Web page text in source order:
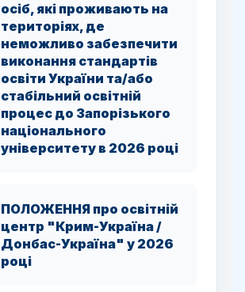
осіб, які проживають на
територіях, де
неможливо забезпечити
виконання стандартів
освіти України та/або
стабільний освітній
процес до Запорізького
національного
університету в 2026 році
ПОЛОЖЕННЯ про освітній
центр "Крим-Україна /
Донбас-Україна" у 2026
році